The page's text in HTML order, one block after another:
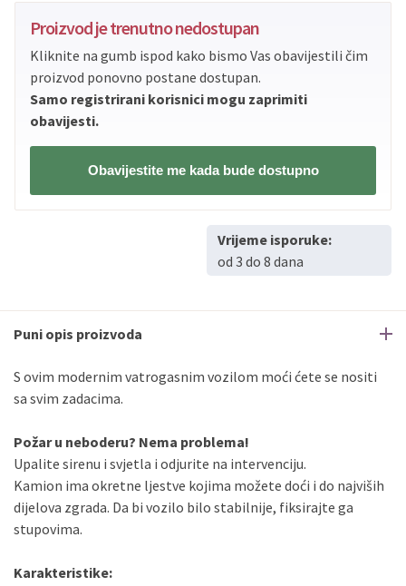
Proizvod je trenutno nedostupan
Kliknite na gumb ispod kako bismo Vas obavijestili čim
proizvod ponovno postane dostupan.
Samo registrirani korisnici mogu zaprimiti
obavijesti.
Obavijestite me kada bude dostupno
Vrijeme isporuke:
od 3 do 8 dana
Puni opis proizvoda
S ovim modernim vatrogasnim vozilom moći ćete se nositi
sa svim zadacima.
Požar u neboderu? Nema problema!
Upalite sirenu i svjetla i odjurite na intervenciju.
Kamion ima okretne ljestve kojima možete doći i do najviših
dijelova zgrada. Da bi vozilo bilo stabilnije, fiksirajte ga
stupovima.
Karakteristike: